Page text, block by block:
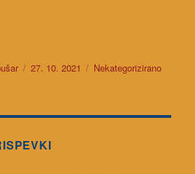
Objavljeno
27. 10. 2021 Kategorije
Nekategorizirano